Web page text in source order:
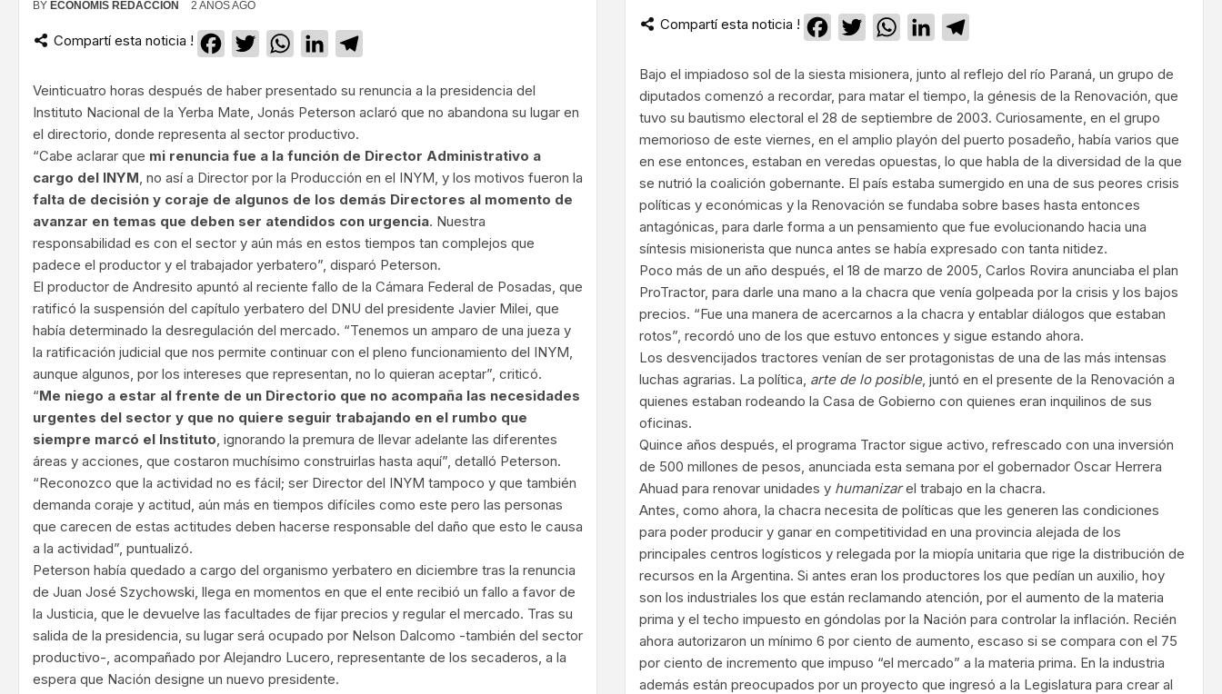
BY ECONOMIS REDACCIÓN 2 AÑOS AGO
Compartí esta noticia ! Facebook
TwitterWhatsApp
LinkedIn
Veinticuatro horas después de haber presentado su renuncia a la presidencia del
Instituto Nacional de la Yerba Mate, Jonás Peterson aclaró que no abandona su lugar en
el directorio, donde representa al sector productivo.
“Cabe aclarar que mi renuncia fue a la función de Director Administrativo a
cargo del INYM, no así a Director por la Producción en el INYM, y los motivos fueron la
falta de decisión y coraje de algunos de los demás Directores al momento de
avanzar en temas que deben ser atendidos con urgencia. Nuestra
responsabilidad es con el sector y aún más en estos tiempos tan complejos que
padece el productor y el trabajador yerbatero”, disparó Peterson.
El productor de Andresito apuntó al reciente fallo de la Cámara Federal de Posadas, que
ratificó la suspensión del capítulo yerbatero del DNU del presidente Javier Milei, que
había determinado la desregulación del mercado. “Tenemos un amparo de una jueza y
la ratificación judicial que nos permite continuar con el pleno funcionamiento del INYM,
aunque algunos, por los intereses que representan, no lo quieran aceptar”, criticó.
“Me niego a estar al frente de un Directorio que no acompaña las necesidades
urgentes del sector y que no quiere seguir trabajando en el rumbo que
siempre marcó el Instituto, ignorando la premura de llevar adelante las diferentes
áreas y acciones, que costaron muchísimo construirlas hasta aquí”, detalló Peterson.
“Reconozco que la actividad no es fácil; ser Director del INYM tampoco y que también
demanda coraje y actitud, aún más en tiempos difíciles como este pero las personas
que carecen de estas actitudes deben hacerse responsable del daño que esto le causa
a la actividad”, puntualizó.
Peterson había quedado a cargo del organismo yerbatero en diciembre tras la renuncia
de Juan José Szychowski, llega en momentos en que el ente recibió un fallo a favor de
la Justicia, que le devuelve las facultades de fijar precios y regular el mercado. Tras su
salida de la presidencia, su lugar será ocupado por Nelson Dalcomo -también del sector
productivo-, acompañado por Alejandro Lucero, representante de los secaderos, a la
espera que Nación designe un nuevo presidente.
Compartí esta noticia ! Facebook
TwitterWhatsApp
LinkedIn
Bajo el impiadoso sol de la siesta misionera, junto al reflejo del río Paraná, un grupo de
diputados comenzó a recordar, para matar el tiempo, la génesis de la Renovación, que
tuvo su bautismo electoral el 28 de septiembre de 2003. Curiosamente, en el grupo
memorioso de este viernes, en el amplio playón del puerto posadeño, había varios que
en ese entonces, estaban en veredas opuestas, lo que habla de la diversidad de la que
se nutrió la coalición gobernante. El país estaba sumergido en una de sus peores crisis
políticas y económicas y la Renovación se fundaba sobre bases hasta entonces
antagónicas, para darle forma a un pensamiento que fue evolucionando hacia una
síntesis misionerista que nunca antes se había expresado con tanta nitidez.
Poco más de un año después, el 18 de marzo de 2005, Carlos Rovira anunciaba el plan
ProTractor, para darle una mano a la chacra que venía golpeada por la crisis y los bajos
precios. “Fue una manera de acercarnos a la chacra y entablar diálogos que estaban
rotos”, recordó uno de los que estuvo entonces y sigue estando ahora.
Los desvencijados tractores venían de ser protagonistas de una de las más intensas
luchas agrarias. La política, arte de lo posible, juntó en el presente de la Renovación a
quienes estaban rodeando la Casa de Gobierno con quienes eran inquilinos de sus
oficinas.
Quince años después, el programa Tractor sigue activo, refrescado con una inversión
de 500 millones de pesos, anunciada esta semana por el gobernador Oscar Herrera
Ahuad para renovar unidades y humanizarel trabajo en la chacra.
Antes, como ahora, la chacra necesita de políticas que les generen las condiciones
para poder producir y ganar en competitividad en una provincia alejada de los
principales centros logísticos y relegada por la miopía unitaria que rige la distribución de
recursos en la Argentina. Si antes eran los productores los que pedían un auxilio, hoy
son los industriales los que están reclamando atención, por el aumento de la materia
prima y el techo impuesto en góndolas por la Nación para controlar la inflación. Recién
ahora autorizaron un mínimo 6 por ciento de aumento, escaso si se compara con el 75
por ciento de incremento que impuso “el mercado” a la materia prima. En la industria
además están preocupados por un proyecto que ingresó a la Legislatura para crear al